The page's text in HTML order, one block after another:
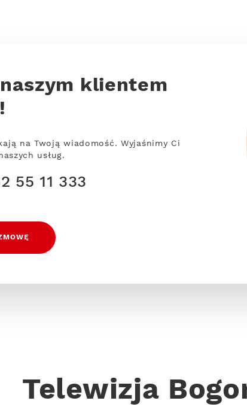
klientem
na Twoją wiadomość. Wyjaśnimy Ci
usług.
55 11 333
Telewizja